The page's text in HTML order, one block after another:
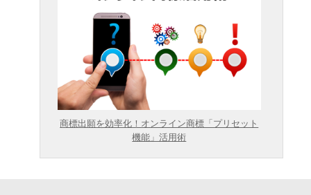
商標出願を効率化！オンライン商標「プリセット
機能」活用術